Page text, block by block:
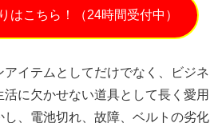
はこちら！（24時間受付中）
イテムとしてだけでなく、ビジネ
に欠かせない道具として長く愛用
し、電池切れ、故障、ベルトの劣化